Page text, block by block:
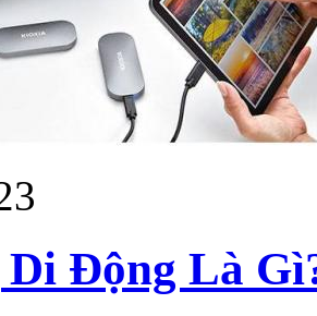
Di Động Là